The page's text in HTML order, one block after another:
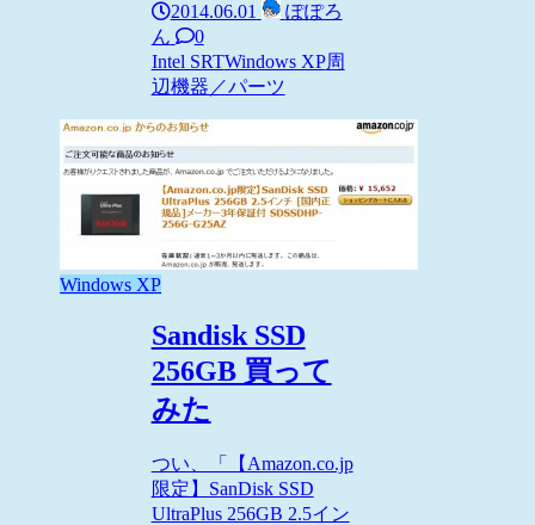
2014.06.01
ぽぽろ
ん
0
Intel SRTWindows XP周
辺機器／パーツ
Windows XP
Sandisk SSD
256GB 買って
みた
つい、「【Amazon.co.jp
限定】SanDisk SSD
UltraPlus 256GB 2.5イン